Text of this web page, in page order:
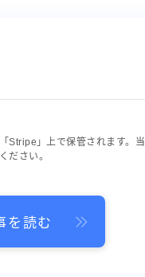
Stripe」上で保管されます。当
ださい。
を読む